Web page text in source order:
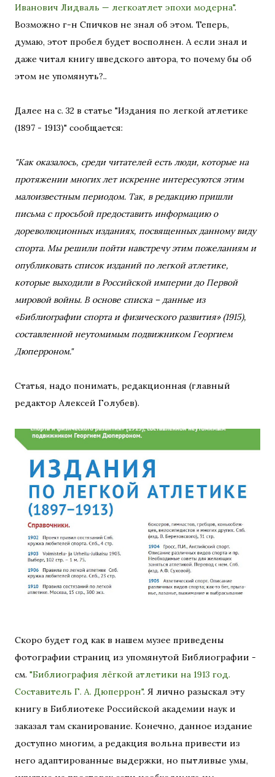
Иванович Лидваль — легкоатлет эпохи модерна".
Возможно г-н Спичков не знал об этом. Теперь,
думаю, этот пробел будет восполнен. А если знал и
даже читал книгу шведского автора, то почему бы об
этом не упомянуть?..
Далее на с. 32 в статье "Издания по легкой атлетике
(1897 - 1913)" сообщается:
"Как оказалось, среди читателей есть люди, которые на
протяжении многих лет искренне интересуются этим
малоизвестным периодом. Так, в редакцию пришли
письма с просьбой предоставить информацию о
дореволюционных изданиях, посвященных данному виду
спорта. Мы решили пойти навстречу этим пожеланиям и
опубликовать список изданий по легкой атлетике,
которые выходили в Российской империи до Первой
мировой войны. В основе списка – данные из
«Библиографии спорта и физического развития» (1915),
составленной неутомимым подвижником Георгием
Дюперроном."
Статья, надо понимать, редакционная (главный
редактор Алексей Голубев).
Скоро будет год как в нашем музее приведены
фотографии страниц из упомянутой Библиографии -
см. "Библиография лёгкой атлетики на 1913 год.
Составитель Г. А. Дюперрон". Я лично разыскал эту
книгу в Библиотеке Российской академии наук и
заказал там сканирование. Конечно, данное издание
доступно многим, а редакция вольна привести из
него адаптированные выдержки, но пытливые умы,